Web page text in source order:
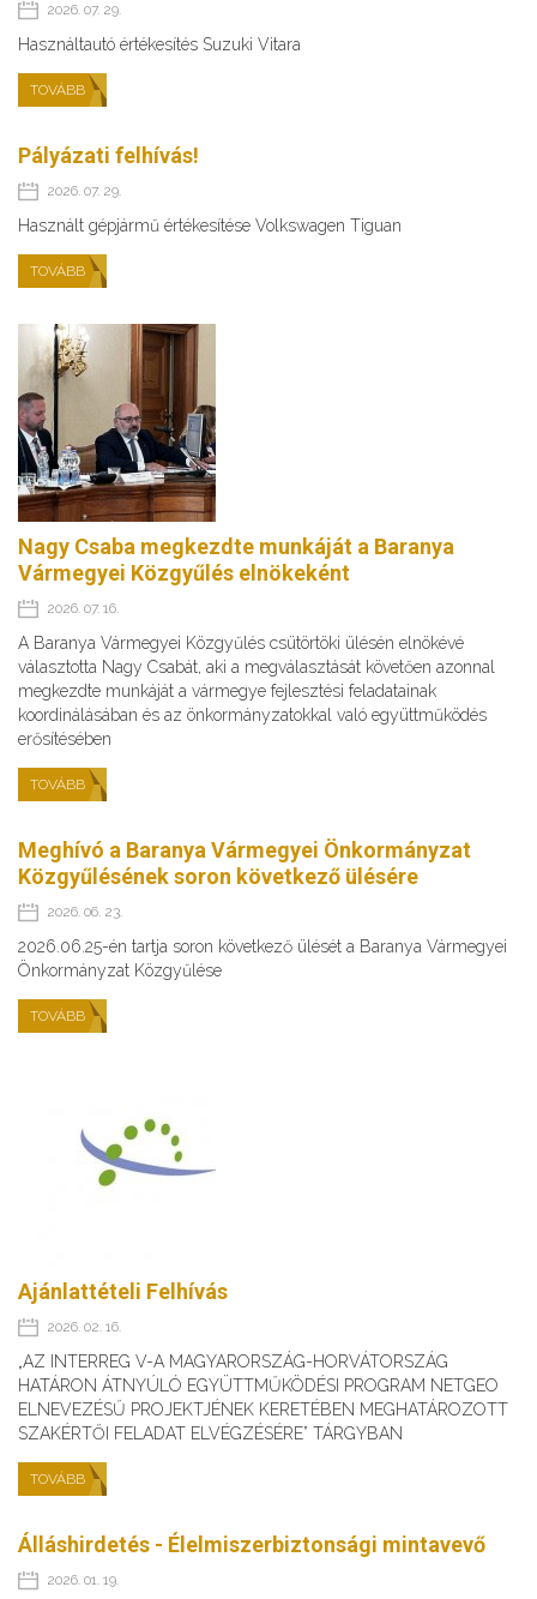
2026. 07. 29.
Használtautó értékesítés Suzuki Vitara
TOVÁBB
Pályázati felhívás!
2026. 07. 29.
Használt gépjármű értékesítése Volkswagen Tiguan
TOVÁBB
Nagy Csaba megkezdte munkáját a Baranya
Vármegyei Közgyűlés elnökeként
2026. 07. 16.
A Baranya Vármegyei Közgyűlés csütörtöki ülésén elnökévé
választotta Nagy Csabát, aki a megválasztását követően azonnal
megkezdte munkáját a vármegye fejlesztési feladatainak
koordinálásában és az önkormányzatokkal való együttműködés
erősítésében
TOVÁBB
Meghívó a Baranya Vármegyei Önkormányzat
Közgyűlésének soron következő ülésére
2026. 06. 23.
2026.06.25-én tartja soron következő ülését a Baranya Vármegyei
Önkormányzat Közgyűlése
TOVÁBB
Ajánlattételi Felhívás
2026. 02. 16.
„AZ INTERREG V-A MAGYARORSZÁG-HORVÁTORSZÁG
HATÁRON ÁTNYÚLÓ EGYÜTTMŰKÖDÉSI PROGRAM NETGEO
ELNEVEZÉSŰ PROJEKTJÉNEK KERETÉBEN MEGHATÁROZOTT
SZAKÉRTŐI FELADAT ELVÉGZÉSÉRE” TÁRGYBAN
TOVÁBB
Álláshirdetés - Élelmiszerbiztonsági mintavevő
2026. 01. 19.